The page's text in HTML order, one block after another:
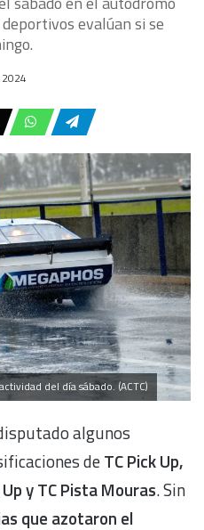
evalúan si se
del día sábado. (ACTC)
algunos
deTC Pick Up,
y TC Pista Mouras. Sin
que azotaron el